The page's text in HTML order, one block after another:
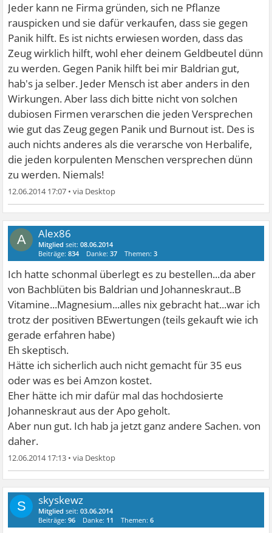
Jeder kann ne Firma gründen, sich ne Pflanze
rauspicken und sie dafür verkaufen, dass sie gegen
Panik hilft. Es ist nichts erwiesen worden, dass das
Zeug wirklich hilft, wohl eher deinem Geldbeutel dünn
zu werden. Gegen Panik hilft bei mir Baldrian gut,
hab's ja selber. Jeder Mensch ist aber anders in den
Wirkungen. Aber lass dich bitte nicht von solchen
dubiosen Firmen verarschen die jeden Versprechen
wie gut das Zeug gegen Panik und Burnout ist. Des is
auch nichts anderes als die verarsche von Herbalife,
die jeden korpulenten Menschen versprechen dünn
zu werden. Niemals!
12.06.2014 17:07 •
A Alex86
Mitglied seit:08.06.2014
Beiträge:834 Danke:37 Themen:3
Ich hatte schonmal überlegt es zu bestellen...da aber
von Bachblüten bis Baldrian und Johanneskraut..B
Vitamine...Magnesium...alles nix gebracht hat...war ich
trotz der positiven BEwertungen (teils gekauft wie ich
gerade erfahren habe)
Eh skeptisch.
Hätte ich sicherlich auch nicht gemacht für 35 eus
oder was es bei Amzon kostet.
Eher hätte ich mir dafür mal das hochdosierte
Johanneskraut aus der Apo geholt.
Aber nun gut. Ich hab ja jetzt ganz andere Sachen. von
daher.
12.06.2014 17:13 •
S skyskewz
Mitglied seit:03.06.2014
Beiträge:96 Danke: 11 Themen:6